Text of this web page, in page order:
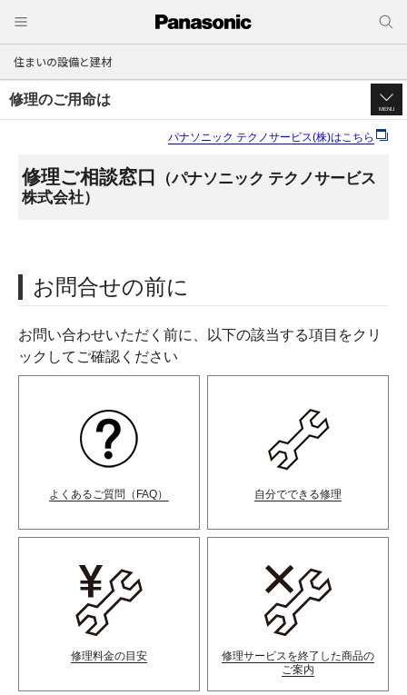
住まいの設備と建材
修理のご用命は
MENU
パナソニック テクノサービス(株)はこちら
修理ご相談窓口
（パナソニック テクノサービス
株式会社）
お問合せの前に
お問い合わせいただく前に、以下の該当する項目をクリ
ックしてご確認ください
よくあるご質問（FAQ） 自分でできる修理
修理料金の目安
修理サービスを終了した商品の
ご案内